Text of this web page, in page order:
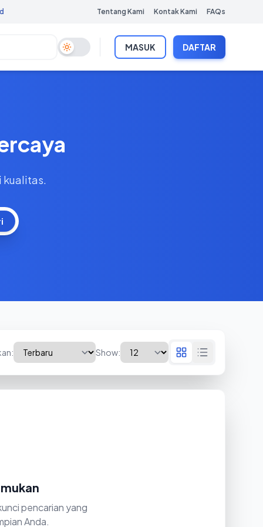
Tentang Kami Kontak Kami FAQs
Toggle Dark ModeMASUK DAFTAR
Show:
pencarian yang
Anda.